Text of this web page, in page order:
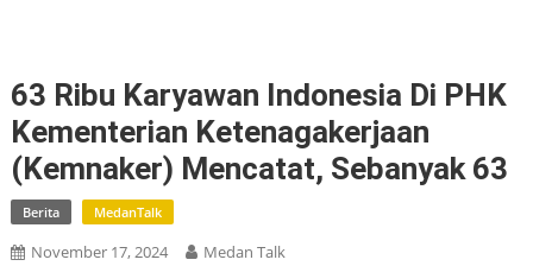
63 Ribu Karyawan Indonesia Di PHK
Kementerian Ketenagakerjaan
(Kemnaker) Mencatat, Sebanyak 63
Berita MedanTalk
November 17, 2024 Medan Talk